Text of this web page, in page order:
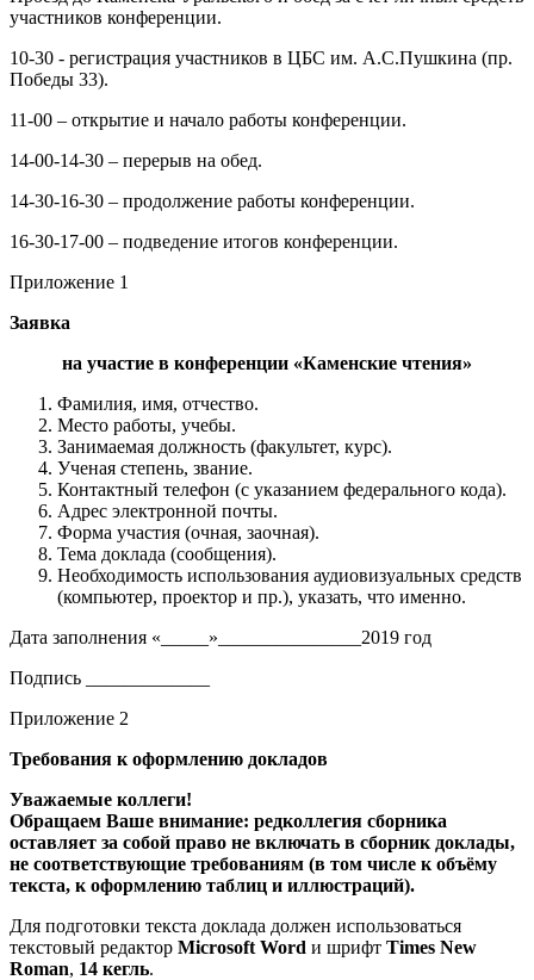
участников конференции.
10-30 - регистрация участников в ЦБС им. А.С.Пушкина (пр.
Победы 33).
11-00 – открытие и начало работы конференции.
14-00-14-30 – перерыв на обед.
14-30-16-30 – продолжение работы конференции.
16-30-17-00 – подведение итогов конференции.
Приложение 1
Заявка
на участие в конференции «Каменские чтения»
Фамилия, имя, отчество.
Место работы, учебы.
Занимаемая должность (факультет, курс).
Ученая степень, звание.
Контактный телефон (с указанием федерального кода).
Адрес электронной почты.
Форма участия (очная, заочная).
Тема доклада (сообщения).
Необходимость использования аудиовизуальных средств
(компьютер, проектор и пр.), указать, что именно.
Дата заполнения «_____»_______________2019 год
Подпись _____________
Приложение 2
Требования к оформлению докладов
Уважаемые коллеги!
Обращаем Ваше внимание: редколлегия сборника
оставляет за собой право не включать в сборник доклады,
не соответствующие требованиям (в том числе к объёму
текста, к оформлению таблиц и иллюстраций).
Для подготовки текста доклада должен использоваться
текстовый редактор Microsoft Word и шрифт Times New
Roman, 14 кегль.